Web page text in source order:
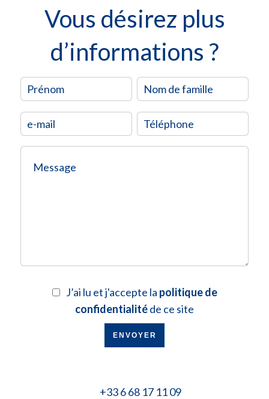
Vous désirez plus
d’informations ?
J’ai lu et j'accepte la politique de
confidentialitéde ce site
ENVOYER
+33 6 68 17 11 09